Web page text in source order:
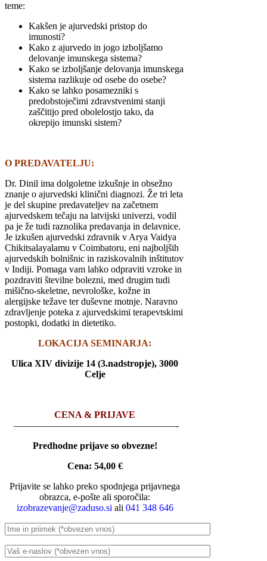
teme:
Kakšen je ajurvedski pristop do
imunosti?
Kako z ajurvedo in jogo izboljšamo
delovanje imunskega sistema?
Kako se izboljšanje delovanja imunskega
sistema razlikuje od osebe do osebe?
Kako se lahko posamezniki s
predobstoječimi zdravstvenimi stanji
zaščitijo pred obolelostjo tako, da
okrepijo imunski sistem?
O PREDAVATELJU:
Dr. Dinil ima dolgoletne izkušnje in obsežno
znanje o ajurvedski klinični diagnozi. Že tri leta
je del skupine predavateljev na začetnem
ajurvedskem tečaju na latvijski univerzi, vodil
pa je že tudi raznolika predavanja in delavnice.
Je izkušen ajurvedski zdravnik v Arya Vaidya
Chikitsalayalamu v Coimbatoru, eni najboljših
ajurvedskih bolnišnic in raziskovalnih inštitutov
v Indiji. Pomaga vam lahko odpraviti vzroke in
pozdraviti številne bolezni, med drugim tudi
mišično-skeletne, nevrološke, kožne in
alergijske težave ter duševne motnje. Naravno
zdravljenje poteka z ajurvedskimi terapevtskimi
postopki, dodatki in dietetiko.
LOKACIJA SEMINARJA:
Ulica XIV divizije 14 (3.nadstropje), 3000
Celje
CENA & PRIJAVE
—————————————————-
Predhodne prijave so obvezne!
Cena: 54,00 €
Prijavite se lahko preko spodnjega prijavnega
obrazca, e-pošte ali sporočila:
izobrazevanje@zaduso.si ali 041 348 646